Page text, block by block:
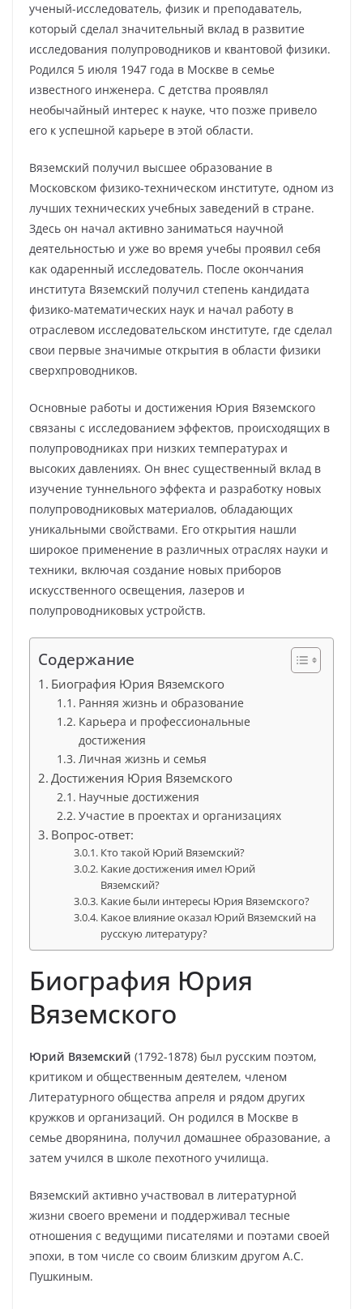
ученый-исследователь, физик и преподаватель,
который сделал значительный вклад в развитие
исследования полупроводников и квантовой физики.
Родился 5 июля 1947 года в Москве в семье
известного инженера. С детства проявлял
необычайный интерес к науке, что позже привело
его к успешной карьере в этой области.
Вяземский получил высшее образование в
Московском физико-техническом институте, одном из
лучших технических учебных заведений в стране.
Здесь он начал активно заниматься научной
деятельностью и уже во время учебы проявил себя
как одаренный исследователь. После окончания
института Вяземский получил степень кандидата
физико-математических наук и начал работу в
отраслевом исследовательском институте, где сделал
свои первые значимые открытия в области физики
сверхпроводников.
Основные работы и достижения Юрия Вяземского
связаны с исследованием эффектов, происходящих в
полупроводниках при низких температурах и
высоких давлениях. Он внес существенный вклад в
изучение туннельного эффекта и разработку новых
полупроводниковых материалов, обладающих
уникальными свойствами. Его открытия нашли
широкое применение в различных отраслях науки и
техники, включая создание новых приборов
искусственного освещения, лазеров и
полупроводниковых устройств.
Содержание
Биография Юрия Вяземского
Ранняя жизнь и образование
Карьера и профессиональные
достижения
Личная жизнь и семья
Достижения Юрия Вяземского
Научные достижения
Участие в проектах и организациях
Вопрос-ответ:
Кто такой Юрий Вяземский?
Какие достижения имел Юрий
Вяземский?
Какие были интересы Юрия Вяземского?
Какое влияние оказал Юрий Вяземский на
русскую литературу?
Биография Юрия
Вяземского
Юрий Вяземский (1792-1878) был русским поэтом,
критиком и общественным деятелем, членом
Литературного общества апреля и рядом других
кружков и организаций. Он родился в Москве в
семье дворянина, получил домашнее образование, а
затем учился в школе пехотного училища.
Вяземский активно участвовал в литературной
жизни своего времени и поддерживал тесные
отношения с ведущими писателями и поэтами своей
эпохи, в том числе со своим близким другом А.С.
Пушкиным.